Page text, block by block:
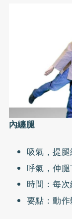
內纏腿
吸氣，提腿
呼氣，伸腿
時間：每次
要點：動